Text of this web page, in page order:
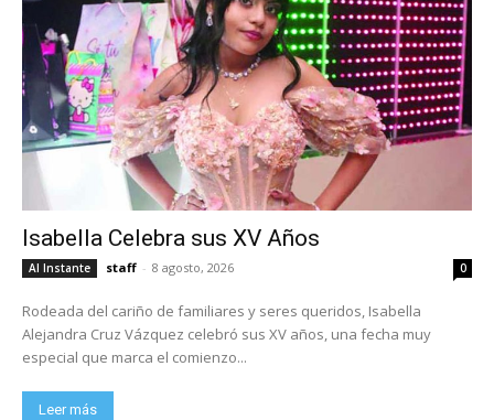
Isabella Celebra sus XV Años
Al Instante staff - 8 agosto, 2026 0
Rodeada del cariño de familiares y seres queridos, Isabella
Alejandra Cruz Vázquez celebró sus XV años, una fecha muy
especial que marca el comienzo...
Leer más